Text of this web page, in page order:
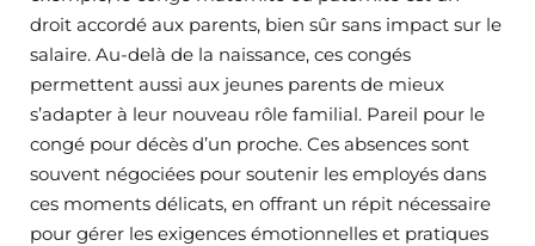
droit accordé aux parents, bien sûr sans impact sur le
salaire. Au-delà de la naissance, ces congés
permettent aussi aux jeunes parents de mieux
s’adapter à leur nouveau rôle familial. Pareil pour le
congé pour décès d’un proche. Ces absences sont
souvent négociées pour soutenir les employés dans
ces moments délicats, en offrant un répit nécessaire
pour gérer les exigences émotionnelles et pratiques